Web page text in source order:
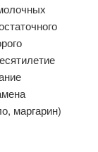
маргарин)